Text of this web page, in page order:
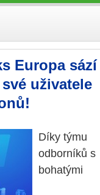
Europa sází
uživatele
Díky týmu
odborníků s
bohatými